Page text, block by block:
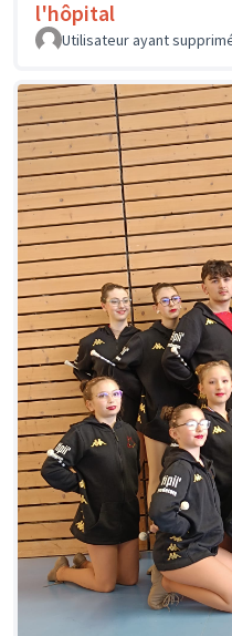
l'hôpital
Utilisateur ayant